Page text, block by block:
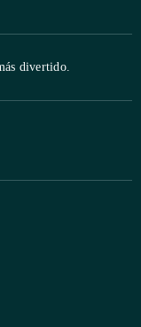
divertido.